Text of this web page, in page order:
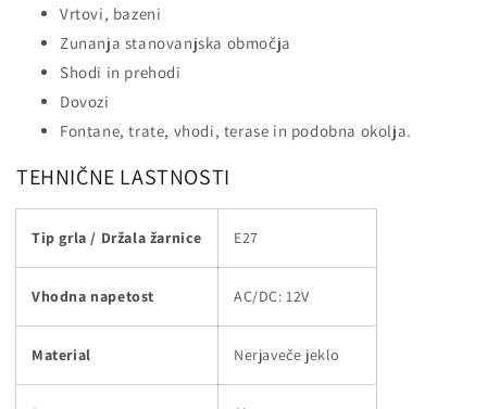
Vrtovi, bazeni
Zunanja stanovanjska območja
Shodi in prehodi
Dovozi
Fontane, trate, vhodi, terase in podobna okolja.
TEHNIČNE LASTNOSTI
Tip grla / Držala žarnice E27
Vhodna napetost AC/DC: 12V
Material Nerjaveče jeklo